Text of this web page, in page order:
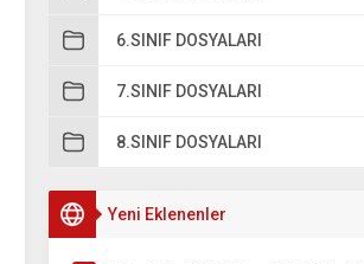
6.SINIF DOSYALARI
7.SINIF DOSYALARI
8.SINIF DOSYALARI
Yeni Eklenenler